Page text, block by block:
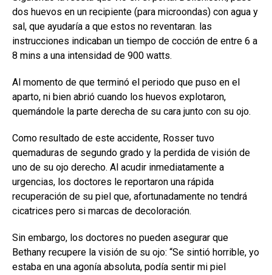
dos huevos en un recipiente (para microondas) con agua y
sal, que ayudaría a que estos no reventaran. las
instrucciones indicaban un tiempo de cocción de entre 6 a
8 mins a una intensidad de 900 watts.
Al momento de que terminó el periodo que puso en el
aparto, ni bien abrió cuando los huevos explotaron,
quemándole la parte derecha de su cara junto con su ojo.
Como resultado de este accidente, Rosser tuvo
quemaduras de segundo grado y la perdida de visión de
uno de su ojo derecho. Al acudir inmediatamente a
urgencias, los doctores le reportaron una rápida
recuperación de su piel que, afortunadamente no tendrá
cicatrices pero si marcas de decoloración.
Sin embargo, los doctores no pueden asegurar que
Bethany recupere la visión de su ojo: “Se sintió horrible, yo
estaba en una agonía absoluta, podía sentir mi piel